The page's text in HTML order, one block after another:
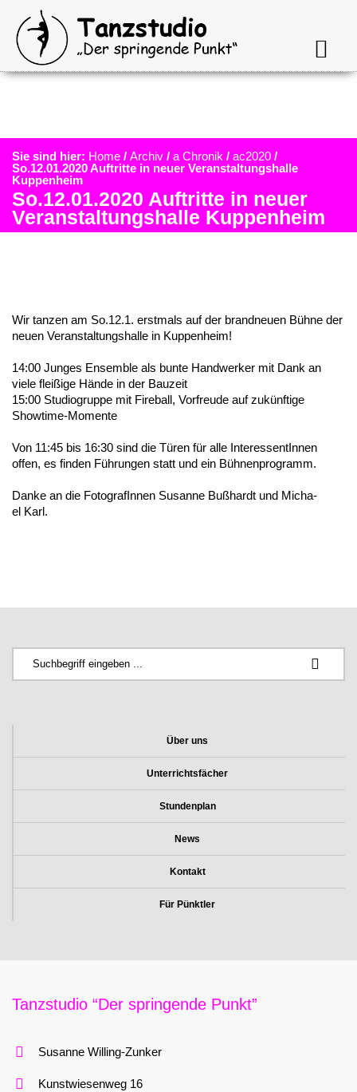
So.12.01.2020 Auftritte in neuer
Veranstaltungshalle Kuppenheim
Sie sind hier: Home / Archiv / a Chronik / ac2020 /
So.12.01.2020 Auftritte in neuer Veranstaltungshalle
Kuppenheim
Wir tanzen am So.12.1. erst­mals auf der brand­neu­en Bühne der
neuen Veran­stal­tungs­hal­le in Kuppenheim!
14:00 Junges Ensem­ble als bunte Hand­wer­ker mit Dank an
viele flei­ßi­ge Hände in der Bauzeit
15:00 Studio­grup­pe mit Fire­ball, Vorfreu­de auf zukünf­ti­ge
Showtime-Momente
Von 11:45 bis 16:30 sind die Türen für alle Inter­es­sen­tIn­nen
offen, es finden Führun­gen statt und ein Bühnenprogramm.
Danke an die Foto­gra­fIn­nen Susan­ne Bußhardt und Micha­
el Karl.
Über uns
Unterrichtsfächer
Stundenplan
News
Kontakt
Für Pünktler
Tanzstudio “Der springende Punkt”
Susanne Willing-Zunker
Kunstwiesenweg 16